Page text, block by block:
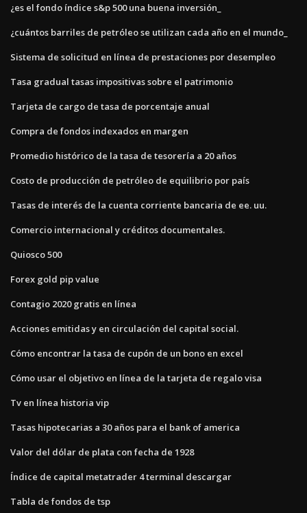
¿es el fondo índice s&p 500 una buena inversión_
¿cuántos barriles de petróleo se utilizan cada año en el mundo_
Sistema de solicitud en línea de prestaciones por desempleo
Tasa gradual tasas impositivas sobre el patrimonio
Tarjeta de cargo de tasa de porcentaje anual
Compra de fondos indexados en margen
Promedio histórico de la tasa de tesorería a 20 años
Costo de producción de petróleo de equilibrio por país
Tasas de interés de la cuenta corriente bancaria de ee. uu.
Comercio internacional y créditos documentales.
Quiosco 500
Forex gold pip value
Contagio 2020 gratis en línea
Acciones emitidas y en circulación del capital social.
Cómo encontrar la tasa de cupón de un bono en excel
Cómo usar el objetivo en línea de la tarjeta de regalo visa
Tv en línea historia vip
Tasas hipotecarias a 30 años para el bank of america
Valor del dólar de plata con fecha de 1928
Índice de capital metatrader 4 terminal descargar
Tabla de fondos de tsp